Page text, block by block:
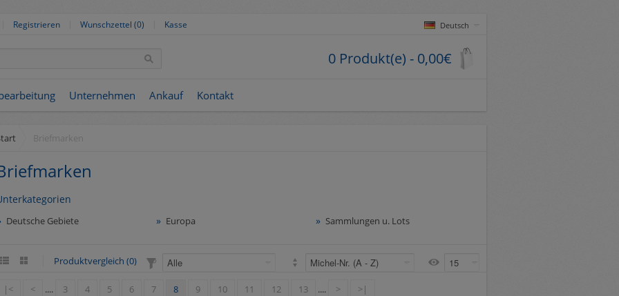
Deutsch
Registrieren Wunschzettel (0) Kasse
0 Produkt(e) - 0,00€
Unternehmen Ankauf Kontakt
Briefmarken
Deutsche Gebiete Europa Sammlungen u. Lots
Produktvergleich (0)
|< < .... 3 4 5 6 7 8 9 10 11 12 13 .... >
>|